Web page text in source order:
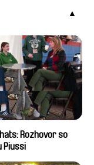
Rozhovor so
Piussi